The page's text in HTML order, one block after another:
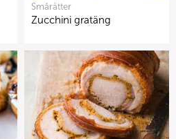
Smårätter
Zucchini gratäng